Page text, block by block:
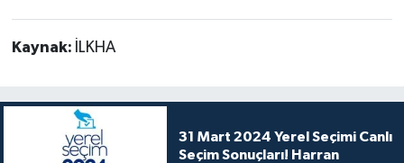
Kaynak: İLKHA
31 Mart 2024 Yerel Seçimi Canlı
Seçim Sonuçları! Harran